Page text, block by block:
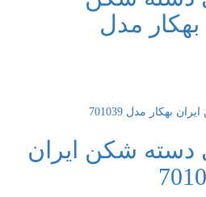
مدل
دسته شکن ایران